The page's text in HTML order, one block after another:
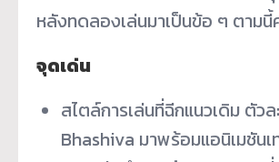
หลังทดลองเล่นมาเป็นข้อ ๆ ตามนี้
จุดเด่น
สไตล์การเล่นที่ฉีกแนวเดิม ตัวล
Bhashiva มาพร้อมแอนิเมชัน